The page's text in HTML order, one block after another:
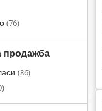
(76)
продажба
(86)